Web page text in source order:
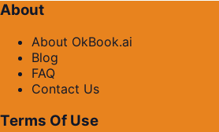
About
About OkBook.ai
Blog
FAQ
Contact Us
Terms Of Use